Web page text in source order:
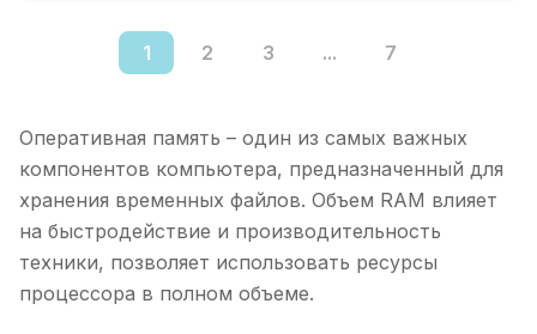
1 2 3 ... 7
Оперативная память – один из самых важных
компонентов компьютера, предназначенный для
хранения временных файлов. Объем RAM влияет
на быстродействие и производительность
техники, позволяет использовать ресурсы
процессора в полном объеме.